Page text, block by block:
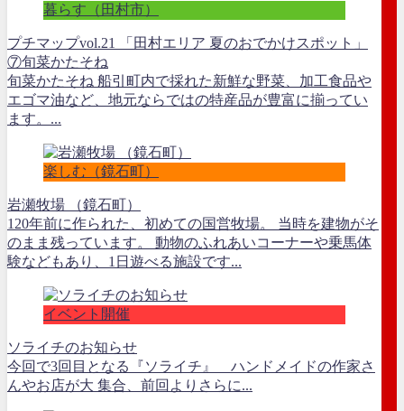
暮らす（田村市）
プチマップvol.21 「田村エリア 夏のおでかけスポット」
⑦旬菜かたそね
旬菜かたそね 船引町内で採れた新鮮な野菜、加工食品や
エゴマ油など、地元ならではの特産品が豊富に揃ってい
ます。...
楽しむ（鏡石町）
岩瀬牧場 （鏡石町）
120年前に作られた、初めての国営牧場。 当時を建物がそ
のまま残っています。 動物のふれあいコーナーや乗馬体
験などもあり、1日遊べる施設です...
イベント開催
ソライチのお知らせ
今回で3回目となる『ソライチ』 ハンドメイドの作家さ
んやお店が大 集合、前回よりさらに...